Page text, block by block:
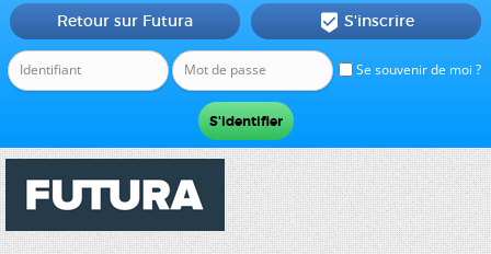
Se souvenir de moi ?
Retour sur Futura  S'inscrire